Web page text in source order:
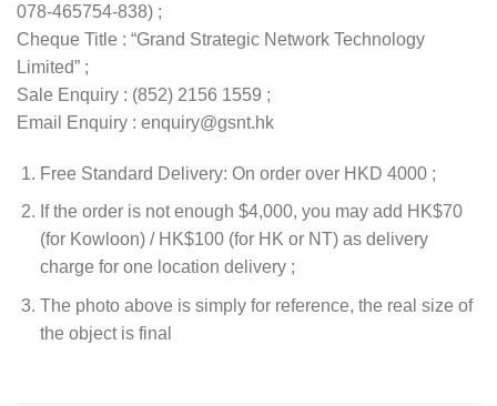
078-465754-838) ;
Cheque Title : “Grand Strategic Network Technology
Limited” ;
Sale Enquiry : (852) 2156 1559 ;
Email Enquiry : enquiry@gsnt.hk
Free Standard Delivery: On order over HKD 4000 ;
If the order is not enough $4,000, you may add HK$70
(for Kowloon) / HK$100 (for HK or NT) as delivery
charge for one location delivery ;
The photo above is simply for reference, the real size of
the object is final